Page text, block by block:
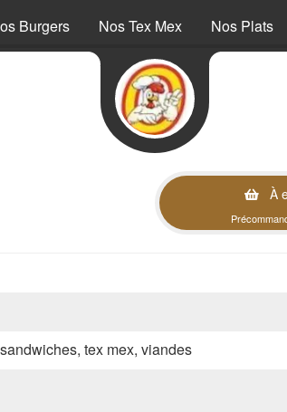
Burgers Nos Tex Mex Nos Plats
À
tex mex, viandes